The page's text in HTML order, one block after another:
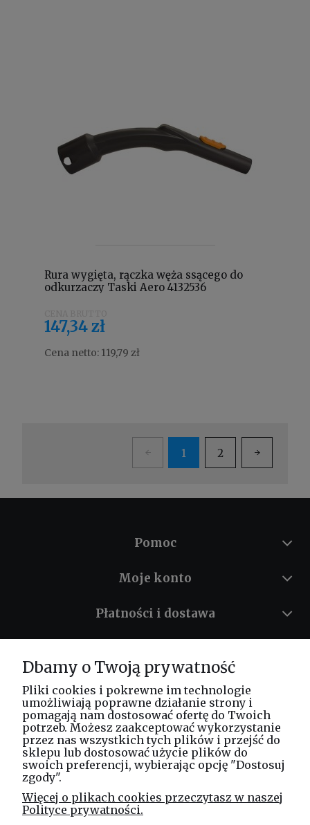
Rura wygięta, rączka węża ssącego do
odkurzaczy Taski Aero 4132536
147,34 zł
Cena netto: 119,79 zł
1 2
Pomoc
Moje konto
Płatności i dostawa
O nas
Masz pytania? Zadzwoń!
tel. kom. 730 994 188
Spółka Jawna
ul. Technologiczna 44
Dbamy o Twoją prywatność
Pliki cookies i pokrewne im technologie
umożliwiają poprawne działanie strony i
pomagają nam dostosować ofertę do Twoich
potrzeb. Możesz zaakceptować wykorzystanie
przez nas wszystkich tych plików i przejść do
sklepu lub dostosować użycie plików do
swoich preferencji, wybierając opcję "Dostosuj
zgody".
Więcej o plikach cookies przeczytasz w naszej
Polityce prywatności.